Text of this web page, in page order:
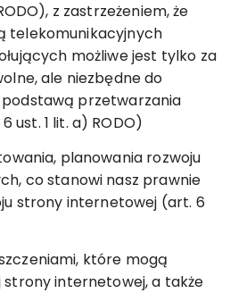
z zastrzeżeniem, że
telekomunikacyjnych
możliwe jest tylko za
ale niezbędne do
przetwarzania
ust. 1 lit. a) RODO)
planowania rozwoju
co stanowi nasz prawnie
strony internetowej (art. 6
które mogą
strony internetowej, a także